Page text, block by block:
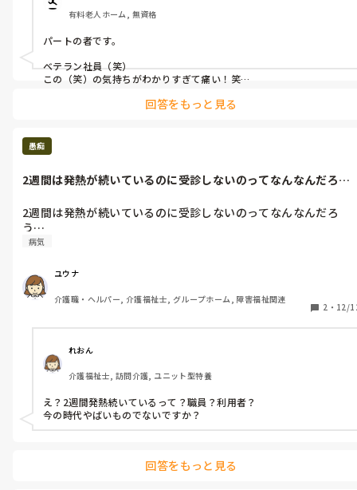
色々納得いかないのかもだけど、特別扱いできないよ。。。
なのに、なぜ搬送しようとしなかったのか…上階の長期熱発の
加減精密検査しなよ。コロナだからっておかしすぎでしょ。。。
つか金曜ですが、搬送されたの。今日何曜日だよ。
有料老人ホーム, 無資格
パートの者です。
ベテラン社員（笑）
この（笑）の気持ちがわかりすぎて痛い！笑
半日吐いて搬送しないはちょっと判断甘いですねー。
あんまり派遣に当たられても困りますよね。
よお。
回答をもっと見る
愚痴
2週間は発熱が続いているのに受診しないのってなんなんだろ
2週間は発熱が続いているのに受診しないのってなんなんだろ
う…
病気
ユウナ
介護職・ヘルパー, 介護福祉士, グループホーム, 障害福祉関連
2 ・ 12/
れおん
介護福祉士, 訪問介護, ユニット型特養
え？2週間発熱続いているって？職員？利用者？
回答をもっと見る